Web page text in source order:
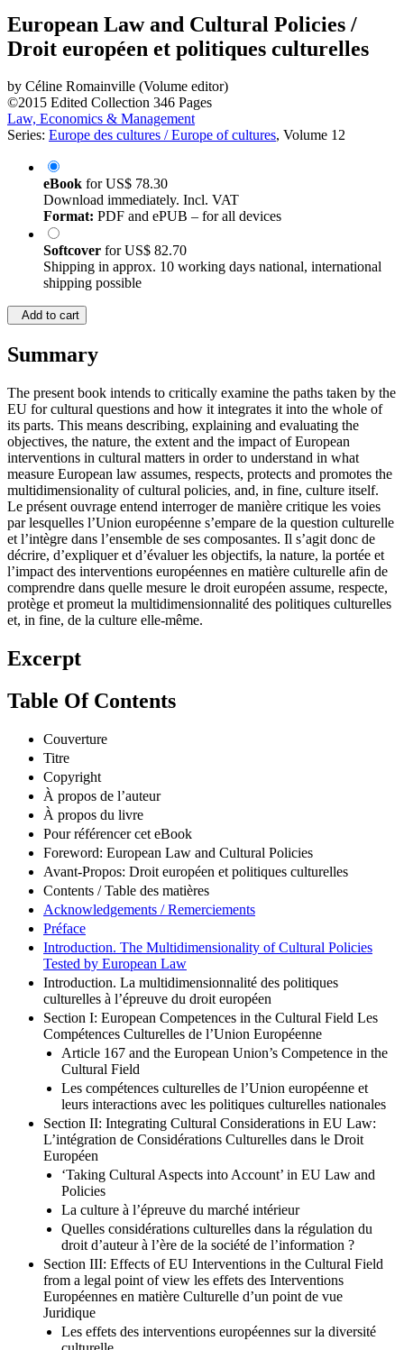
European Law and Cultural Policies /
Droit européen et politiques culturelles
by Céline Romainville (Volume editor)
©2015 Edited Collection 346 Pages
Law, Economics & Management
Series: Europe des cultures / Europe of cultures, Volume 12
eBook forUS$ 78.30
Download immediately. Incl. VAT
Format: PDF and ePUB – for all devices
Softcover forUS$ 82.70
Shipping in approx. 10 working days national, international
shipping possible
Add to cart
Summary
The present book intends to critically examine the paths taken by the
EU for cultural questions and how it integrates it into the whole of
its parts. This means describing, explaining and evaluating the
objectives, the nature, the extent and the impact of European
interventions in cultural matters in order to understand in what
measure European law assumes, respects, protects and promotes the
multidimensionality of cultural policies, and, in fine, culture itself.
Le présent ouvrage entend interroger de manière critique les voies
par lesquelles l’Union européenne s’empare de la question culturelle
et l’intègre dans l’ensemble de ses composantes. Il s’agit donc de
décrire, d’expliquer et d’évaluer les objectifs, la nature, la portée et
l’impact des interventions européennes en matière culturelle afin de
comprendre dans quelle mesure le droit européen assume, respecte,
protège et promeut la multidimensionnalité des politiques culturelles
et, in fine, de la culture elle-même.
Excerpt
Table Of Contents
Couverture
Titre
Copyright
À propos de l’auteur
À propos du livre
Pour référencer cet eBook
Foreword: European Law and Cultural Policies
Avant-Propos: Droit européen et politiques culturelles
Contents / Table des matières
Acknowledgements / Remerciements
Préface
Introduction. The Multidimensionality of Cultural Policies
Tested by European Law
Introduction. La multidimensionnalité des politiques
culturelles à l’épreuve du droit européen
Section I: European Competences in the Cultural Field Les
Compétences Culturelles de l’Union Européenne
Article 167 and the European Union’s Competence in the
Cultural Field
Les compétences culturelles de l’Union européenne et
leurs interactions avec les politiques culturelles nationales
Section II: Integrating Cultural Considerations in EU Law:
L’intégration de Considérations Culturelles dans le Droit
Européen
‘Taking Cultural Aspects into Account’ in EU Law and
Policies
La culture à l’épreuve du marché intérieur
Quelles considérations culturelles dans la régulation du
droit d’auteur à l’ère de la société de l’information ?
Section III: Effects of EU Interventions in the Cultural Field
from a legal point of view les effets des Interventions
Européennes en matière Culturelle d’un point de vue
Juridique
Les effets des interventions européennes sur la diversité